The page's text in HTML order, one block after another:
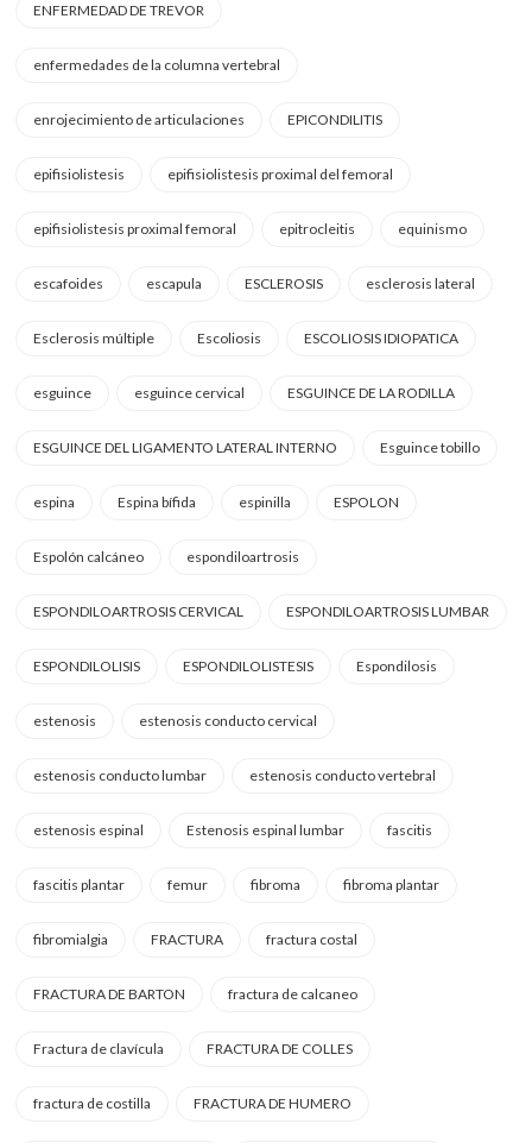
ENFERMEDAD DE TREVOR
enfermedades de la columna vertebral
enrojecimiento de articulaciones EPICONDILITIS
epifisiolistesis epifisiolistesis proximal del femoral
epifisiolistesis proximal femoral epitrocleitis equinismo
escafoides escapula ESCLEROSIS esclerosis lateral
Esclerosis múltiple Escoliosis ESCOLIOSIS IDIOPATICA
esguince esguince cervical ESGUINCE DE LA RODILLA
ESGUINCE DEL LIGAMENTO LATERAL INTERNO Esguince tobillo
espina Espina bífida espinilla ESPOLON
Espolón calcáneo espondiloartrosis
ESPONDILOARTROSIS CERVICAL ESPONDILOARTROSIS LUMBAR
ESPONDILOLISIS ESPONDILOLISTESIS Espondilosis
estenosis estenosis conducto cervical
estenosis conducto lumbar estenosis conducto vertebral
estenosis espinal Estenosis espinal lumbar fascitis
fascitis plantar femur fibroma fibroma plantar
fibromialgia FRACTURA fractura costal
FRACTURA DE BARTON fractura de calcaneo
Fractura de clavícula FRACTURA DE COLLES
fractura de costilla FRACTURA DE HUMERO